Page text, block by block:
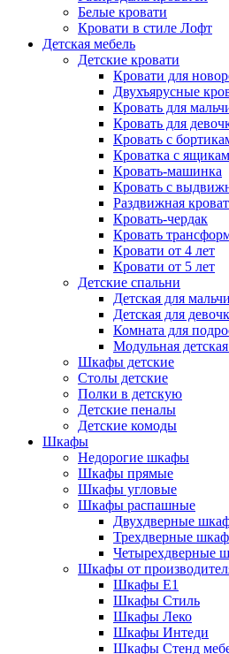
Белые кровати
Кровати в стиле Лофт
Детская мебель
Детские кровати
Кровати для
Двухъярусные
Кровать для
Кровать для
Кровать с
Кроватка с
Кровать-машинка
Кровать с
Раздвижная
Кровать-чердак
Кровать
Кровати от 4 лет
Кровати от 5 лет
Детские спальни
Детская для
Детская для
Комната для
Модульная
Шкафы детские
Столы детские
Полки в детскую
Детские пеналы
Детские комоды
Шкафы
Недорогие шкафы
Шкафы прямые
Шкафы угловые
Шкафы распашные
Двухдверные
Трехдверные
Четырехдверные
Шкафы от
Шкафы E1
Шкафы Стиль
Шкафы Леко
Шкафы Интеди
Шкафы Стенд